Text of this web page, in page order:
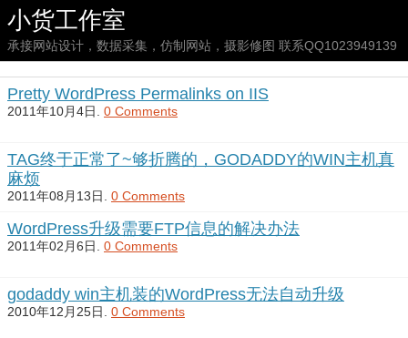
小货工作室
承接网站设计，数据采集，仿制网站，摄影修图 联系QQ1023949139
Pretty WordPress Permalinks on IIS
2011年10月4日. 0 Comments
TAG终于正常了~够折腾的，GODADDY的WIN主机真
麻烦
2011年08月13日. 0 Comments
WordPress升级需要FTP信息的解决办法
2011年02月6日. 0 Comments
godaddy win主机装的WordPress无法自动升级
2010年12月25日. 0 Comments